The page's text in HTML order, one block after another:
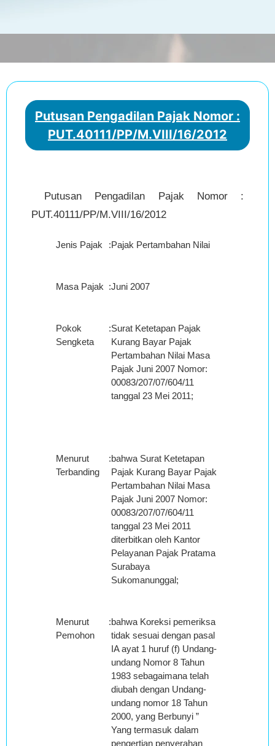
Putusan Pengadilan Pajak Nomor :
PUT.40111/PP/M.VIII/16/2012
Putusan Pengadilan Pajak Nomor :
PUT.40111/PP/M.VIII/16/2012
Jenis Pajak :Pajak Pertambahan Nilai
Masa Pajak :Juni 2007
Pokok
Sengketa
:Surat Ketetapan Pajak
Kurang Bayar Pajak
Pertambahan Nilai Masa
Pajak Juni 2007 Nomor:
00083/207/07/604/11
tanggal 23 Mei 2011;
Menurut
Terbanding
:bahwa Surat Ketetapan
Pajak Kurang Bayar Pajak
Pertambahan Nilai Masa
Pajak Juni 2007 Nomor:
00083/207/07/604/11
tanggal 23 Mei 2011
diterbitkan oleh Kantor
Pelayanan Pajak Pratama
Surabaya
Sukomanunggal;
Menurut
Pemohon
:bahwa Koreksi pemeriksa
tidak sesuai dengan pasal
IA ayat 1 huruf (f) Undang-
undang Nomor 8 Tahun
1983 sebagaimana telah
diubah dengan Undang-
undang nomor 18 Tahun
2000, yang Berbunyi ”
Yang termasuk dalam
pengertian penyerahan